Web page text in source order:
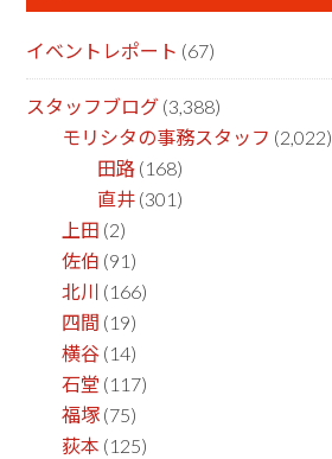
イベントレポート (67)
スタッフブログ (3,388)
モリシタの事務スタッフ (2,022)
田路 (168)
直井 (301)
上田 (2)
佐伯 (91)
北川 (166)
四間 (19)
横谷 (14)
石堂 (117)
福塚 (75)
荻本 (125)